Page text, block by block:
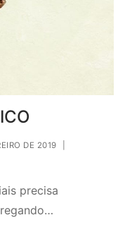
DE 2019
precisa